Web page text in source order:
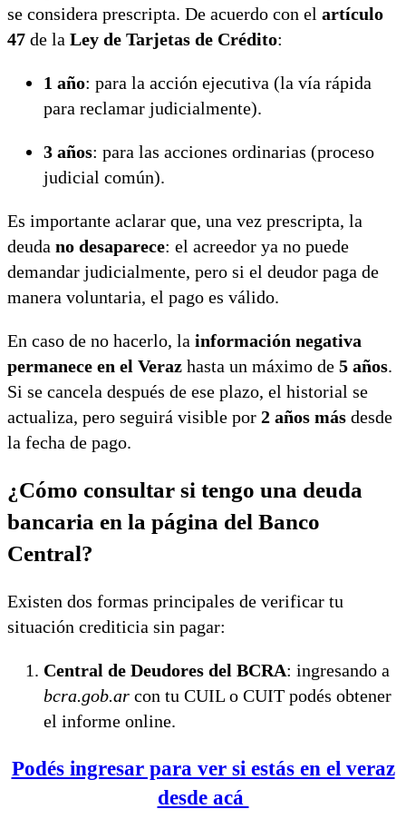
se considera prescripta. De acuerdo con el artículo
47 de la Ley de Tarjetas de Crédito:
1 año: para la acción ejecutiva (la vía rápida
para reclamar judicialmente).
3 años: para las acciones ordinarias (proceso
judicial común).
Es importante aclarar que, una vez prescripta, la
deuda no desaparece: el acreedor ya no puede
demandar judicialmente, pero si el deudor paga de
manera voluntaria, el pago es válido.
En caso de no hacerlo, la información negativa
permanece en el Veraz hasta un máximo de 5 años.
Si se cancela después de ese plazo, el historial se
actualiza, pero seguirá visible por 2 años más desde
la fecha de pago.
¿Cómo consultar si tengo una deuda
bancaria en la página del Banco
Central?
Existen dos formas principales de verificar tu
situación crediticia sin pagar:
Central de Deudores del BCRA: ingresando a
bcra.gob.ar con tu CUIL o CUIT podés obtener
el informe online.
Podés ingresar para ver si estás en el veraz
desde acá